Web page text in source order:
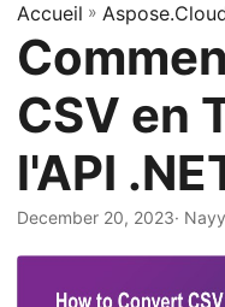
r
l
a
n
i
g
Accueil »
CSV en
l'API
December 20, 2023·